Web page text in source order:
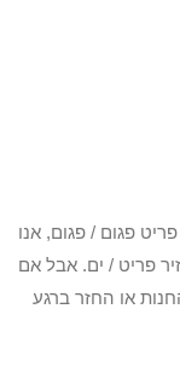
יום או שקיבלת פריט פגום / פגום, אנו
פריט / ים. אבל אם
או החזר ברגע